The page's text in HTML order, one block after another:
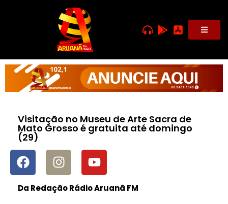
Visitação no Museu de Arte Sacra de
Mato Grosso é gratuita até domingo
(29)
Da Redação Rádio Aruanã FM